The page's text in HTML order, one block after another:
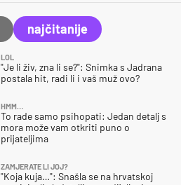
najčitanije
LOL
"Je li živ, zna li se?": Snimka s Jadrana
postala hit, radi li i vaš muž ovo?
HMM…
To rade samo psihopati: Jedan detalj s
mora može vam otkriti puno o
prijateljima
ZAMJERATE LI JOJ?
"Koja kuja…": Snašla se na hrvatskoj